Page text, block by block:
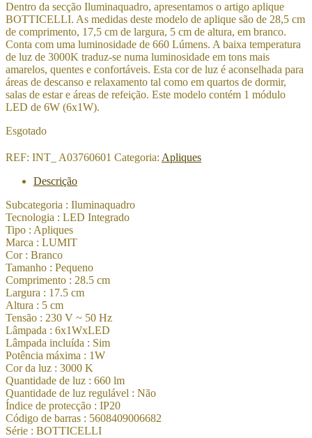
Dentro da secção Iluminaquadro, apresentamos o artigo aplique
BOTTICELLI. As medidas deste modelo de aplique são de 28,5 cm
de comprimento, 17,5 cm de largura, 5 cm de altura, em branco.
Conta com uma luminosidade de 660 Lúmens. A baixa temperatura
de luz de 3000K traduz-se numa luminosidade em tons mais
amarelos, quentes e confortáveis. Esta cor de luz é aconselhada para
áreas de descanso e relaxamento tal como em quartos de dormir,
salas de estar e áreas de refeição. Este modelo contém 1 módulo
LED de 6W (6x1W).
Esgotado
REF: INT_ A03760601 Categoria: Apliques
Descrição
Subcategoria : Iluminaquadro
Tecnologia : LED Integrado
Tipo : Apliques
Marca : LUMIT
Cor : Branco
Tamanho : Pequeno
Comprimento : 28.5 cm
Largura : 17.5 cm
Altura : 5 cm
Tensão : 230 V ~ 50 Hz
Lâmpada : 6x1WxLED
Lâmpada incluída : Sim
Potência máxima : 1W
Cor da luz : 3000 K
Quantidade de luz : 660 lm
Quantidade de luz regulável : Não
Índice de protecção : IP20
Código de barras : 5608409006682
Série : BOTTICELLI